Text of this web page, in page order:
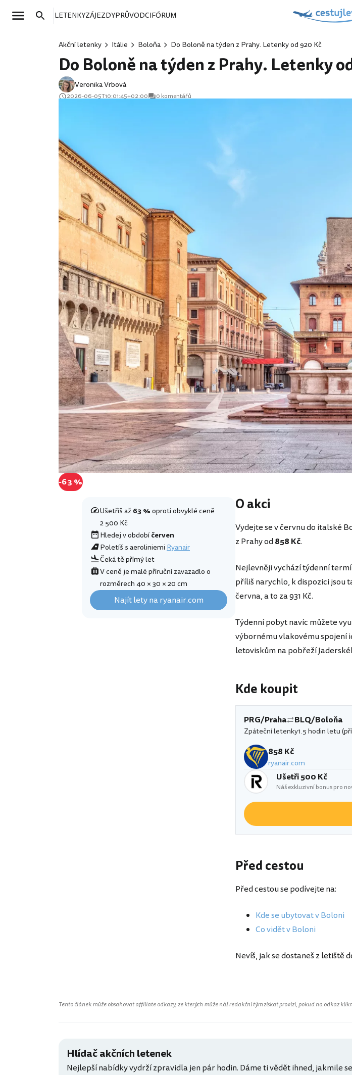
LETENKYZÁJEZDYPRŮVODCIFÓRUM
Akční letenky Itálie Boloňa Do Boloně na týden z Prahy. Letenky od 920 Kč
Do Boloně na týden z Prahy. Letenky
Veronika Vrbová
2026-06-05T10:01:45+02:00 0 komentářů
-63 %
Ušetříš až63 %oproti obvyklé ceně
2 500 Kč
Hledej v obdobíčerven
Poletíš s aeroliniemiRyanair
Čeká tě přímý let
V ceně je malé příruční zavazadlo o
rozměrech 40 × 30 × 20 cm
Najít lety na ryanair.com
O akci
Vydejte se v červnu do italské
z Prahy od858 Kč.
Nejlevněji vychází týdenní
příliš narychlo, k dispozici jsou
června, a to za 931 Kč.
Týdenní pobyt navíc můžete
výbornému vlakovému spojení
letoviskům na pobřeží
Kde koupit
PRG/Praha BLQ/Boloňa
Zpáteční letenky1.5 hodin letu
858 Kč
ryanair.com
Ušetři 500 Kč
Náš exkluzivní bonus pro
Před cestou
Před cestou se podívejte na:
Kde se ubytovat v Boloni
Co vidět v Boloni
Nevíš, jak se dostaneš z letiště
Tento článek může obsahovat affiliate odkazy, ze kterých může náš redakční tým získat provizi, pokud na odkaz
Hlídač akčních letenek
Nejlepší nabídky vydrží zpravidla jen pár hodin. Dáme ti vědět ihned, jakmile